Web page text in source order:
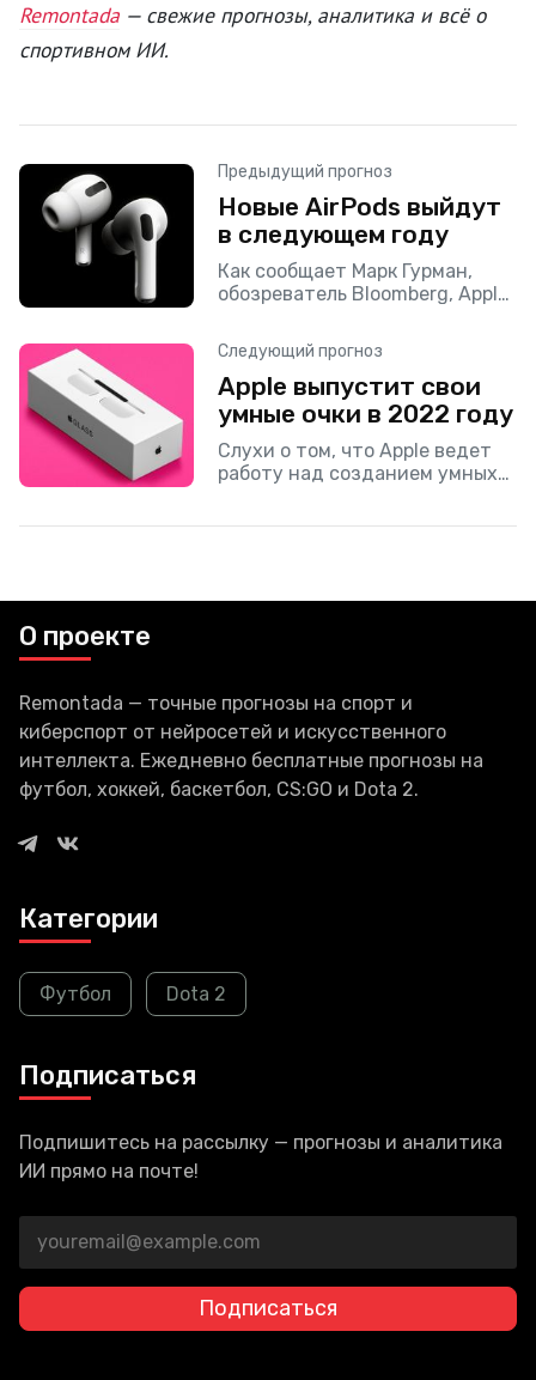
Remontada — свежие прогнозы, аналитика и всё о
спортивном ИИ.
Предыдущий прогноз
Новые AirPods выйдут
в следующем году
Как сообщает Марк Гурман,
обозреватель Bloomberg, Apple
разрабатывает две разных
модели наушников AirPods. По
данным источников, Apple
ведет работу над первой
моделью
Следующий прогноз
Apple выпустит свои
умные очки в 2022 году
Слухи о том, что Apple ведет
работу над созданием умных
О проекте
Remontada — точные прогнозы на спорт и
киберспорт от нейросетей и искусственного
интеллекта. Ежедневно бесплатные прогнозы на
футбол, хоккей, баскетбол, CS:GO и Dota 2.
Категории
Футбол Dota 2
Подписаться
Подпишитесь на рассылку — прогнозы и аналитика
ИИ прямо на почте!
Подписаться